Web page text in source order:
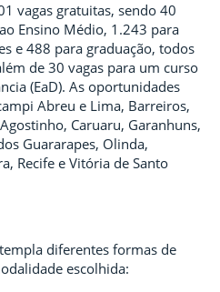
vagas gratuitas, sendo 40
Ensino Médio, 1.243 para
e 488 para graduação, todos
de 30 vagas para um curso
(EaD). As oportunidades
Abreu e Lima, Barreiros,
Caruaru, Garanhuns,
Guararapes, Olinda,
Recife e Vitória de Santo
diferentes formas de
escolhida: